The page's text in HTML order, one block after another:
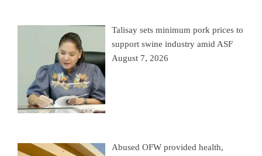
Talisay sets minimum pork prices to
support swine industry amid ASF
August 7, 2026
Abused OFW provided health,